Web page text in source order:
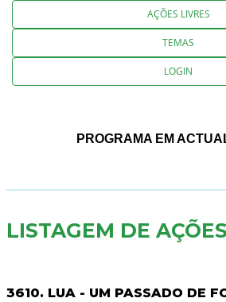
AÇÕES LIVRES
TEMAS
LOGIN
PROGRAMA EM
LISTAGEM DE
3610. LUA - UM PASSADO DE